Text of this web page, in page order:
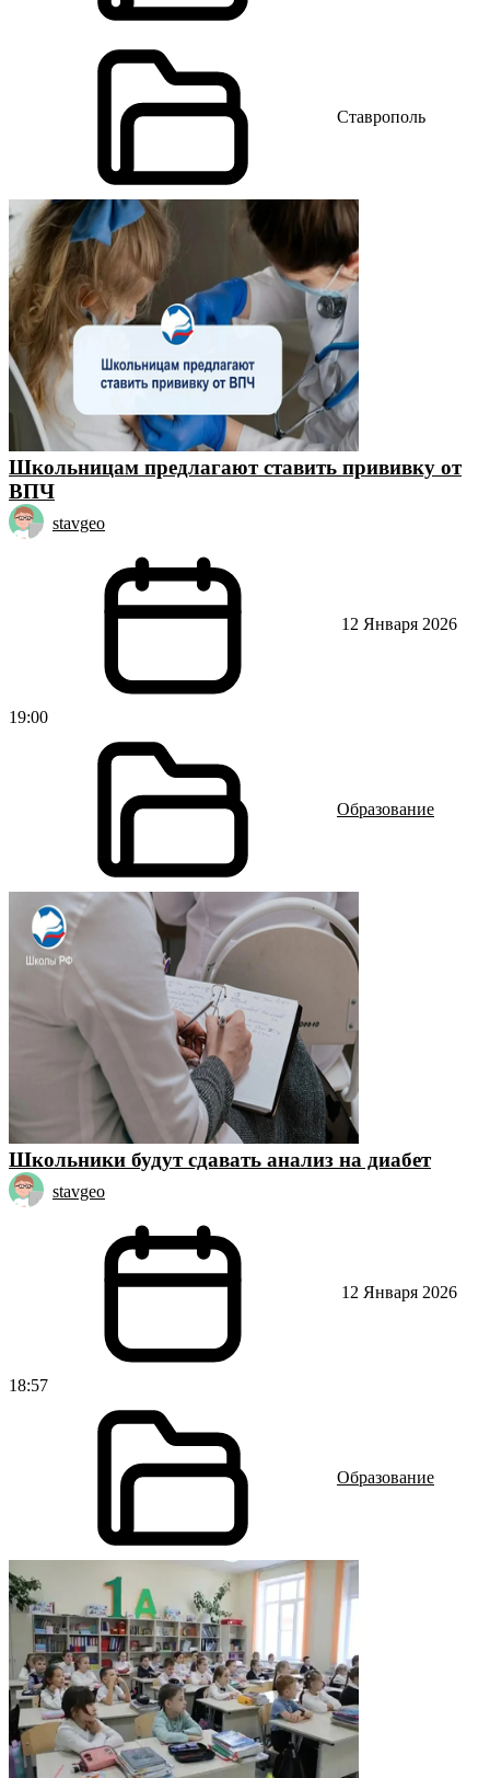
Ставрополь
Школьницам предлагают ставить прививку от
ВПЧ
stavgeo
12 Января 2026
19:00
Образование
Школьники будут сдавать анализ на диабет
stavgeo
12 Января 2026
18:57
Образование